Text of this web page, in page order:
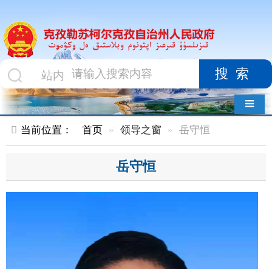
搜索
当前位置： 首页 领导之窗 岳守恒
岳守恒